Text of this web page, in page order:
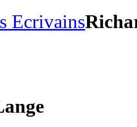
Ecrivains